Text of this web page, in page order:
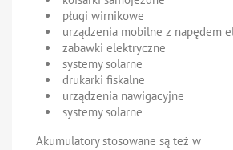
pługi wirnikowe
urządzenia mobilne z napędem
zabawki elektryczne
systemy solarne
drukarki fiskalne
urządzenia nawigacyjne
systemy solarne
Akumulatory stosowane są też w